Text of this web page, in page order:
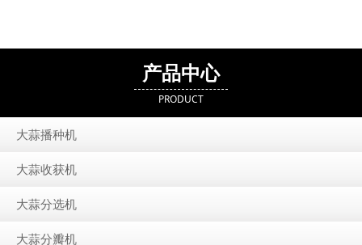
产品中心
PRODUCT
大蒜播种机
大蒜收获机
大蒜分选机
大蒜分瓣机